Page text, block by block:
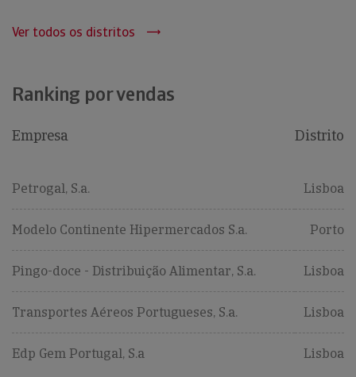
Ver todos os distritos
Ranking por vendas
Empresa Distrito
Petrogal, S.a. Lisboa
Modelo Continente Hipermercados S.a. Porto
Pingo-doce - Distribuição Alimentar, S.a. Lisboa
Transportes Aéreos Portugueses, S.a. Lisboa
Edp Gem Portugal, S.a Lisboa